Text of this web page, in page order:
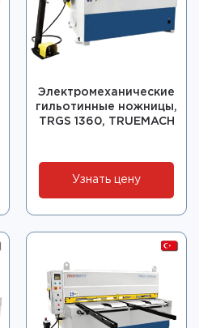
Электромеханические
гильотинные ножницы,
TRGS 1360, TRUEMACH
Узнать цену